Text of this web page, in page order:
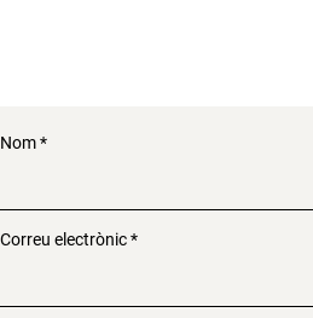
Nom*
Correu electrònic*